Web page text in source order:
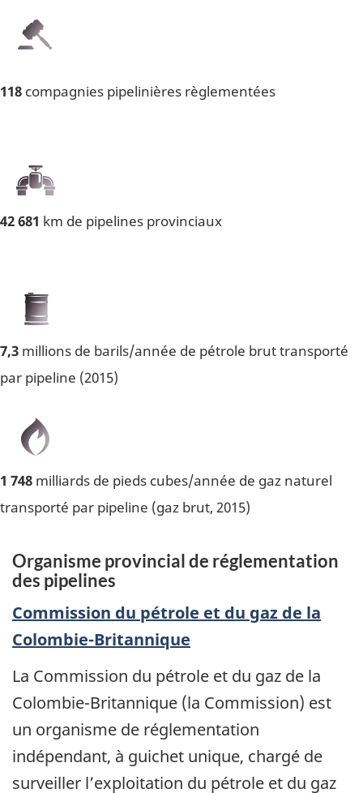
118 compagnies pipelinières règlementées
42 681 km de pipelines provinciaux
7,3 millions de barils/année de pétrole brut transporté
par pipeline (2015)
1 748 milliards de pieds cubes/année de gaz naturel
transporté par pipeline (gaz brut, 2015)
Organisme provincial de réglementation
des pipelines
Commission du pétrole et du gaz de la
Colombie-Britannique
La Commission du pétrole et du gaz de la
Colombie-Britannique (la Commission) est
un organisme de réglementation
indépendant, à guichet unique, chargé de
surveiller l’exploitation du pétrole et du gaz